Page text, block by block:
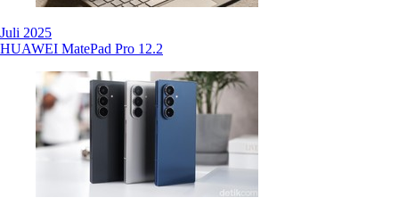
Juli 2025
HUAWEI MatePad Pro 12.2